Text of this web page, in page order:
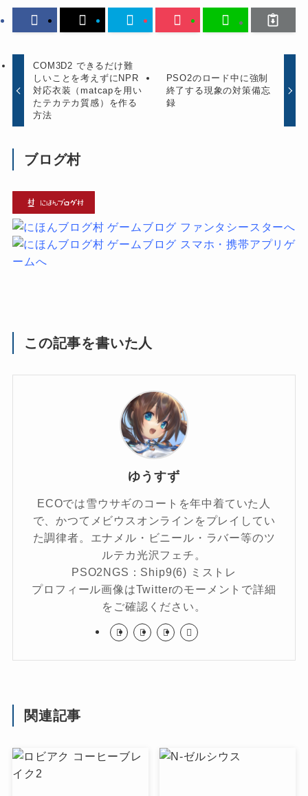
COM3D2 できるだけ難
しいことを考えずにNPR
対応衣装（matcapを用い
たテカテカ質感）を作る
方法
PSO2のロード中に強制
終了する現象の対策備忘
録
ブログ村
この記事を書いた人
ゆうすず
ECOでは雪ウサギのコートを年中着ていた人
で、かつてメビウスオンラインをプレイしてい
た調律者。エナメル・ビニール・ラバー等のツ
ルテカ光沢フェチ。
PSO2NGS：Ship9(6) ミストレ
プロフィール画像はTwitterのモーメントで詳細
をご確認ください。
関連記事